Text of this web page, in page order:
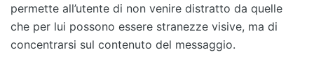
permette all’utente di non venire distratto da quelle
che per lui possono essere stranezze visive, ma di
concentrarsi sul contenuto del messaggio.